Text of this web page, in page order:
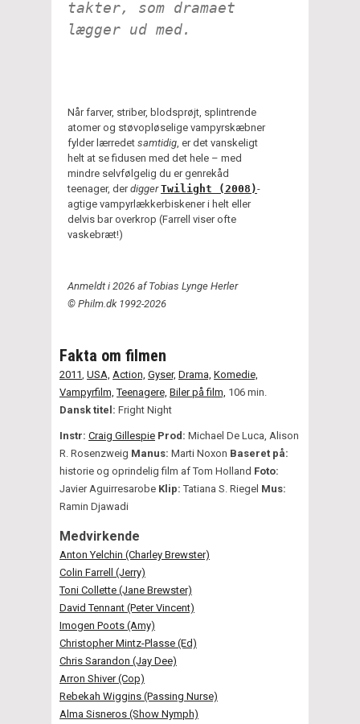
takter, som dramaet
lægger ud med.
Når farver, striber, blodsprøjt, splintrende
atomer og støvopløselige vampyrskæbner
fylder lærredet samtidig , er det vanskeligt
helt at se fidusen med det hele – med
mindre selvfølgelig du er genrekåd
teenager, derdigger Twilight (2008)-
agtige vampyrlækkerbiskener i helt eller
delvis bar overkrop (Farrell viser ofte
vaskebræt!)
Anmeldt i 2026 af Tobias Lynge Herler
© Philm.dk 1992-2026
Fakta om filmen
2011 USA, Action, Gyser, Drama, Komedie,
Vampyrfilm, Teenagere, Biler på film, 106 min.
Dansk titel: Fright Night
Instr: Craig Gillespie Prod: Michael De Luca, Alison
R. Rosenzweig Manus: Marti Noxon Baseret på:
historie og oprindelig film af Tom Holland Foto:
Javier Aguirresarobe Klip: Tatiana S. Riegel Mus:
Ramin Djawadi
Medvirkende
Anton Yelchin (Charley Brewster)
Colin Farrell (Jerry)
Toni Collette (Jane Brewster)
David Tennant (Peter Vincent)
Imogen Poots (Amy)
Christopher Mintz-Plasse (Ed)
Chris Sarandon (Jay Dee)
Arron Shiver (Cop)
Rebekah Wiggins (Passing Nurse)
Alma Sisneros (Show Nymph)